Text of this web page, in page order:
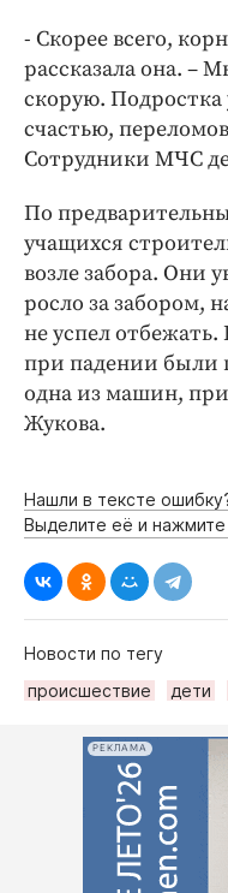
- Скорее всего,
рассказала она. –
скорую. Подростка
счастью,
Сотрудники МЧС
По
учащихся
возле забора. Они
росло за забором,
не успел отбежать.
при падении были
одна из машин,
Жукова.
Нашли в тексте
Выделите её и
Новости по тегу
происшествие
дети
РЕКЛАМА